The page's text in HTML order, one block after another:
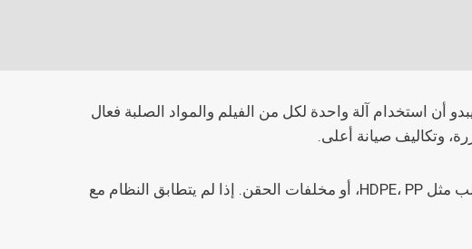
أن استخدام آلة واحدة لكل من الفيلم والمواد الصلبة فعال
وتكاليف صيانة أعلى.
السبب الرئيسي بسيط: خط تخصيب البلاستيك للفيلم مصمم لسلوك مادة مختلف تمامًا مقارنة بالبلاستيك الصلب مثل HDPE، PP، أو مخلفات الحقن. إذا لم يتطابق النظام مع